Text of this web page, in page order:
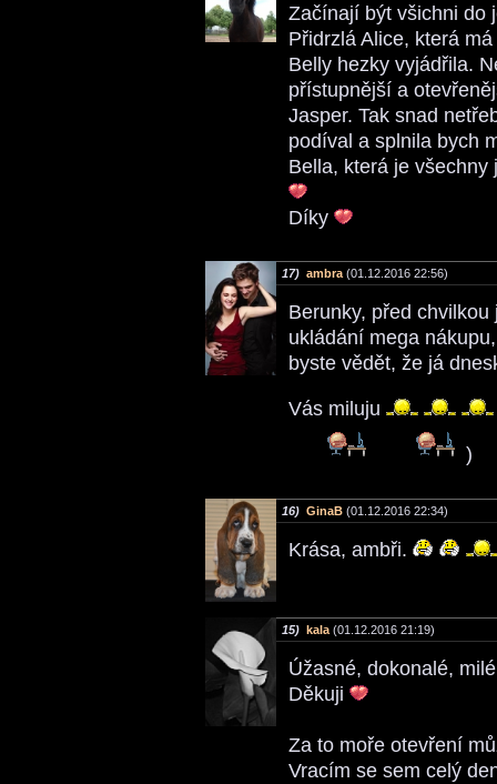
Začínají být všichni do
Přidrzlá Alice, která
Belly hezky vyjádřila.
přístupnější a
Jasper. Tak snad
podíval a splnila bych
Bella, která je všechny
Díky
17) ambra (01.12.2016 22:56)
Berunky, před
ukládání mega
byste vědět, že já
Vás miluju
)
16) GinaB (01.12.2016 22:34)
Krása, ambři.
15) kala (01.12.2016 21:19)
Úžasné, dokonalé,
Děkuji
Za to moře otevření
Vracím se sem celý